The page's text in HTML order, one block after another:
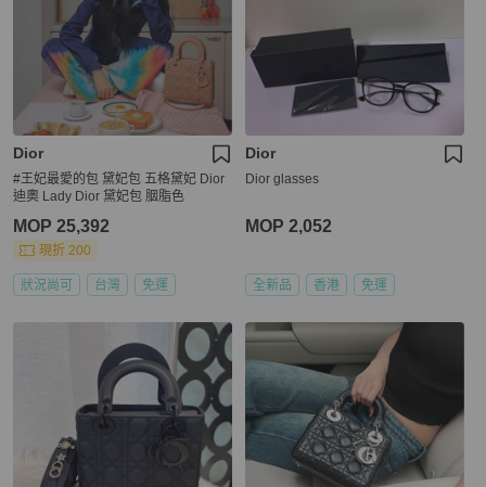
Dior
#王妃最愛的包 黛妃包 五格黛妃 Dior
迪奧 Lady Dior 黛妃包 胭脂色
MOP 25,392
現折 200
狀況尚可 台灣 免運
Dior
Dior glasses
MOP 2,052
全新品 香港 免運